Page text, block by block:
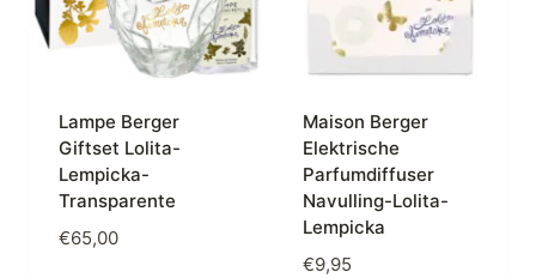
Lampe Berger
Giftset Lolita-
Lempicka-
Transparente
€65,00
Maison Berger
Elektrische
Parfumdiffuser
Navulling-Lolita-
Lempicka
€9,95